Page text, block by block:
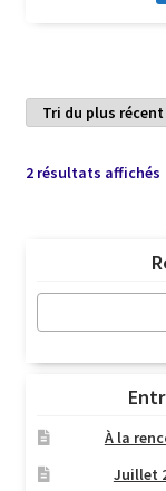
2 résultats affichés
À la
Juillet